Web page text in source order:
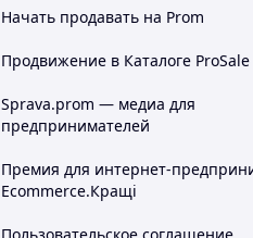
Начать продавать на Prom
Продвижение в Каталоге ProSale
Sprava.prom — медиа для
предпринимателей
Премия для интернет-
Ecommerce.Кращі